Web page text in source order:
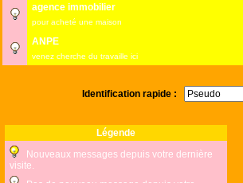
agence immobilier
pour acheté une maison
ANPE
venez cherche du travaille ici
Identification rapide :
Légende
Nouveaux messages depuis votre dernière
visite.